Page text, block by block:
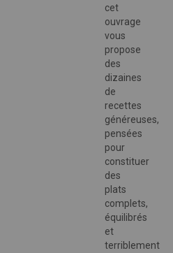
cet
ouvrage
vous
propose
des
dizaines
de
recettes
généreuses,
pensées
pour
constituer
des
plats
complets,
équilibrés
et
terriblement